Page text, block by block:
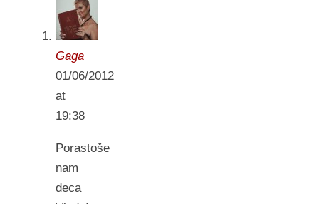
Gaga
01/06/2012
at
19:38
Porastoše
nam
deca